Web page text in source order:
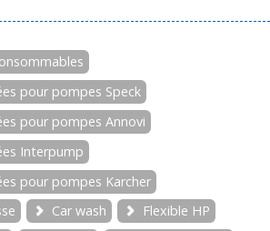
pour pompes Speck
pour pompes Annovi
Interpump
pour pompes Karcher
Car wash
Flexible HP